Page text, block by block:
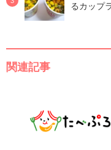
るカップ
関連記事